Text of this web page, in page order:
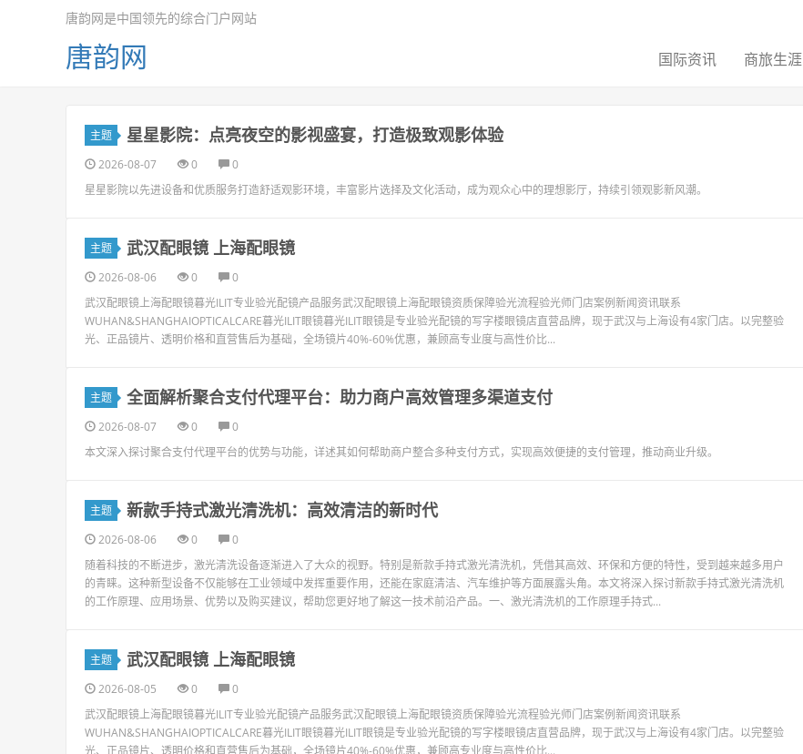
唐韵网是中国领先的综合门户网站
唐韵网 国际资讯 商旅生涯
主题 星星影院：点亮夜空的影视盛宴，打造极致观影体验
2026-08-07 0
0
星星影院以先进设备和优质服务打造舒适观影环境，丰富影片选择及文化活动，成为观众心中的理想影厅，持续引领观影新风潮。
主题 武汉配眼镜 上海配眼镜
2026-08-06 0
0
武汉配眼镜上海配眼镜暮光ILIT专业验光配镜产品服务武汉配眼镜上海配眼镜资质保障验光流程验光师门店案例新闻资讯联系
WUHAN&SHANGHAIOPTICALCARE暮光ILIT眼镜暮光ILIT眼镜是专业验光配镜的写字楼眼镜店直营品牌，现于武汉与上海设有4家门店。以完整验
光、正品镜片、透明价格和直营售后为基础，全场镜片40%-60%优惠，兼顾高专业度与高性价比...
主题 全面解析聚合支付代理平台：助力商户高效管理多渠道支付
2026-08-07 0
0
本文深入探讨聚合支付代理平台的优势与功能，详述其如何帮助商户整合多种支付方式，实现高效便捷的支付管理，推动商业升级。
主题 新款手持式激光清洗机：高效清洁的新时代
2026-08-06 0
0
随着科技的不断进步，激光清洗设备逐渐进入了大众的视野。特别是新款手持式激光清洗机，凭借其高效、环保和方便的特性，受到越来越多用户
的青睐。这种新型设备不仅能够在工业领域中发挥重要作用，还能在家庭清洁、汽车维护等方面展露头角。本文将深入探讨新款手持式激光清洗机
的工作原理、应用场景、优势以及购买建议，帮助您更好地了解这一技术前沿产品。一、激光清洗机的工作原理手持式...
主题 武汉配眼镜 上海配眼镜
2026-08-05 0
0
武汉配眼镜上海配眼镜暮光ILIT专业验光配镜产品服务武汉配眼镜上海配眼镜资质保障验光流程验光师门店案例新闻资讯联系
WUHAN&SHANGHAIOPTICALCARE暮光ILIT眼镜暮光ILIT眼镜是专业验光配镜的写字楼眼镜店直营品牌，现于武汉与上海设有4家门店。以完整验
光、正品镜片、透明价格和直营售后为基础，全场镜片40%-60%优惠，兼顾高专业度与高性价比...